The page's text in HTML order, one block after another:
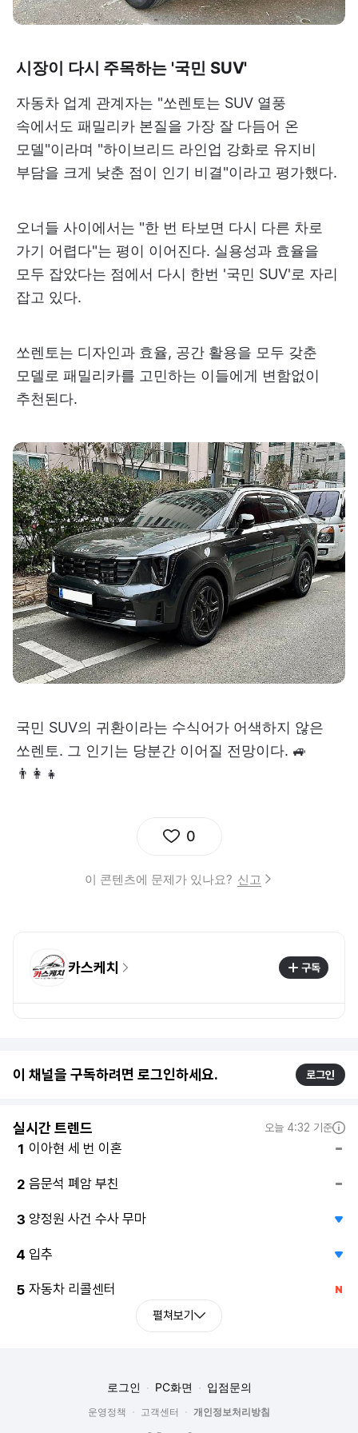
시장이 다시 주목하는 '국민 SUV'
자동차 업계 관계자는 "쏘렌토는 SUV 열풍
속에서도 패밀리카 본질을 가장 잘 다듬어 온
모델"이라며 "하이브리드 라인업 강화로 유지비
부담을 크게 낮춘 점이 인기 비결"이라고 평가했다.
오너들 사이에서는 "한 번 타보면 다시 다른 차로
가기 어렵다"는 평이 이어진다. 실용성과 효율을
모두 잡았다는 점에서 다시 한번 '국민 SUV'로 자리
잡고 있다.
쏘렌토는 디자인과 효율, 공간 활용을 모두 갖춘
모델로 패밀리카를 고민하는 이들에게 변함없이
추천된다.
국민 SUV의 귀환이라는 수식어가 어색하지 않은
쏘렌토. 그 인기는 당분간 이어질 전망이다. 🚙
👨‍👩‍👧
0
이 콘텐츠에 문제가 있나요? 신고
카스케치 구독
이 채널을 구독하려면 로그인하세요. 로그인
실시간 트렌드 오늘 4:32 기준
1 이아현 세 번 이혼
2 음문석 폐암 부친
3 양정원 사건 수사 무마
4 입추
5 자동차 리콜센터
펼쳐보기
로그인 PC화면 입점문의
운영정책 고객센터
개인정보처리방침